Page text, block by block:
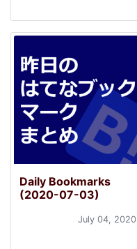
Daily Bookmarks
(2020-07-03)
July 04, 2020